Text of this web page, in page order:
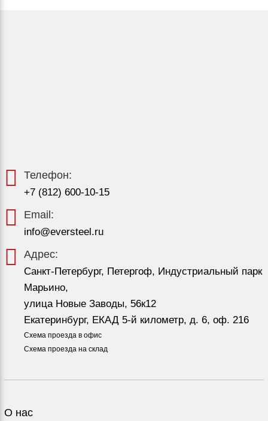
Телефон:
+7 (812) 600-10-15
Email:
info@eversteel.ru
Адрес:
Санкт-Петербург, Петергоф, Индустриальный парк
Марьино,
улица Новые Заводы, 56к12
Екатеринбург, ЕКАД 5-й километр, д. 6, оф. 216
Схема проезда в офис
Схема проезда на склад
О нас